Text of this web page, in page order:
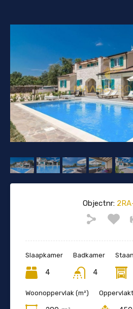
Objectnr:
Slaapkamer
4
Badkamer
4
Woonoppervlak (m²)